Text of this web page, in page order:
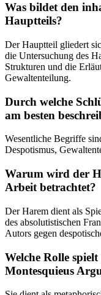
Was bildet den
Hauptteils?
Der Hauptteil gliedert
die Untersuchung des
Strukturen und die
Gewaltenteilung.
Durch welche
am besten
Wesentliche Begriffe
Despotismus,
Warum wird der
Arbeit betrachtet?
Der Harem dient als
des absolutistischen
Autors gegen
Welche Rolle
Montesquieus